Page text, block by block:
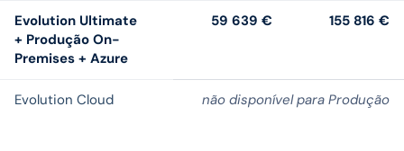
Evolution Ultimate
+ Produção On-
Premises + Azure
59 639 € 155 816 €
Evolution Cloud não disponível para Produção